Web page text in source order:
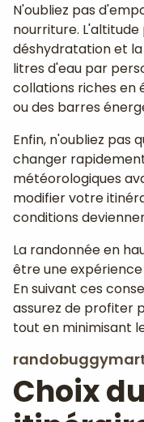
N'oubliez pas
nourriture.
déshydratation et la
litres d'eau par
collations riches en
ou des barres
Enfin, n'oubliez pas
changer
météorologiques
modifier votre
conditions
La randonnée en
être une
En suivant ces
assurez de profiter
tout en minimisant
Choix